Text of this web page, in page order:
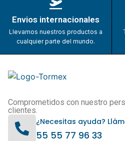
Envios internacionales
Llevamos nuestros productos a
cualquier parte del mundo.
Comprometidos con nuestro
clientes.
¿Necesitas ayuda?
55 55 77 96 33